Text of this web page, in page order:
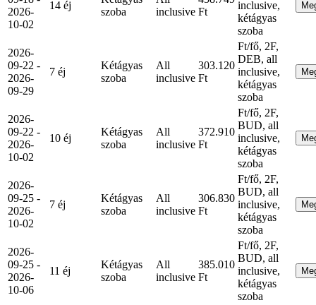
2026-
10-02
14 éj
szoba
inclusive Ft
inclusive,
kétágyas
szoba
2026-
09-22 -
2026-
09-29
7 éj
Kétágyas
szoba
All
inclusive
303.120
Ft
Ft/fő, 2F,
DEB, all
inclusive,
kétágyas
szoba
2026-
09-22 -
2026-
10-02
10 éj
Kétágyas
szoba
All
inclusive
372.910
Ft
Ft/fő, 2F,
BUD, all
inclusive,
kétágyas
szoba
2026-
09-25 -
2026-
10-02
7 éj
Kétágyas
szoba
All
inclusive
306.830
Ft
Ft/fő, 2F,
BUD, all
inclusive,
kétágyas
szoba
2026-
09-25 -
2026-
10-06
11 éj
Kétágyas
szoba
All
inclusive
385.010
Ft
Ft/fő, 2F,
BUD, all
inclusive,
kétágyas
szoba